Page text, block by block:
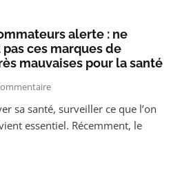
alerte : ne
ces marques de
mauvaises pour la santé
sa santé, surveiller ce que l’on
essentiel. Récemment, le